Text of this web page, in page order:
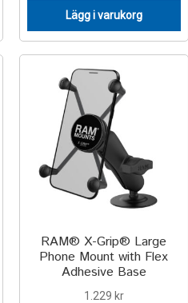
Lägg i varukorg
RAM® X-Grip® Large
Phone Mount with Flex
Adhesive Base
1.229 kr